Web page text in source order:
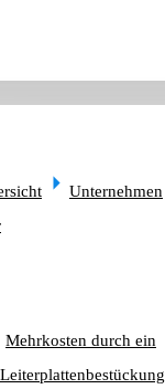
Unternehmen
Mehrkosten durch ein